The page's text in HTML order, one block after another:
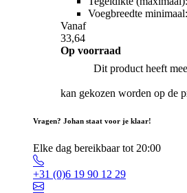
Voegbreedte
Vanaf
33,64
Op voorraad
Dit product heeft
kan gekozen worden op de
Vragen? Johan staat voor je klaar!
Elke dag bereikbaar tot 20:00
+31 (0)6 19 90 12 29